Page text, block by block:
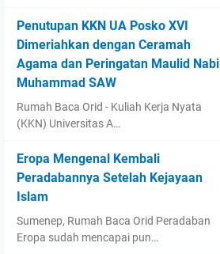
Penutupan KKN UA Posko XVI
Dimeriahkan dengan Ceramah
Agama dan Peringatan Maulid Nabi
Muhammad SAW
Rumah Baca Orid - Kuliah Kerja Nyata
(KKN) Universitas A…
Eropa Mengenal Kembali
Peradabannya Setelah Kejayaan
Islam
Sumenep, Rumah Baca Orid Peradaban
Eropa sudah mencapai pun…